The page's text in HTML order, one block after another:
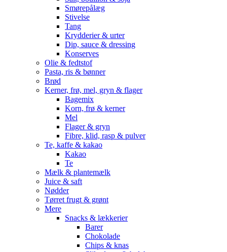
Smørepålæg
Stivelse
Tang
Krydderier & urter
Dip, sauce & dressing
Konserves
Olie & fedtstof
Pasta, ris & bønner
Brød
Kerner, frø, mel, gryn & flager
Bagemix
Korn, frø & kerner
Mel
Flager & gryn
Fibre, klid, rasp & pulver
Te, kaffe & kakao
Kakao
Te
Mælk & plantemælk
Juice & saft
Nødder
Tørret frugt & grønt
Mere
Snacks & lækkerier
Barer
Chokolade
Chips & knas